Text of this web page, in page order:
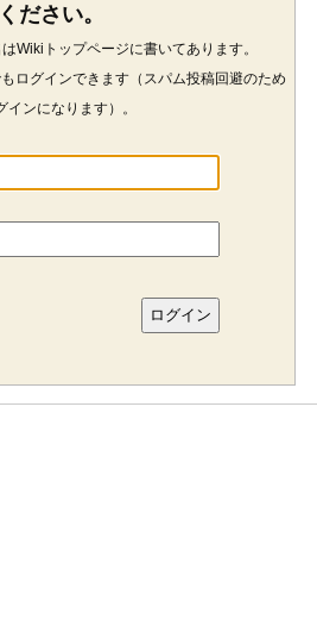
ください。
Wikiトップページに書いてあります。
ログインできます（スパム投稿回避のため
インになります）。